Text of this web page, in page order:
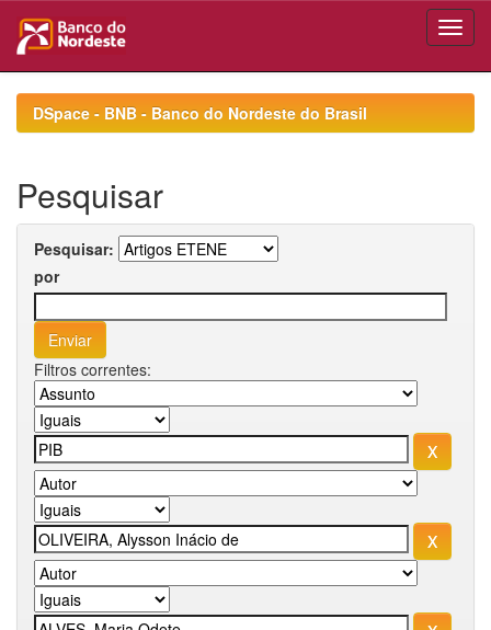
navigationDSpace - BNB - Banco do Nordeste do Brasil
Pesquisar
Pesquisar:
por
Filtros correntes: